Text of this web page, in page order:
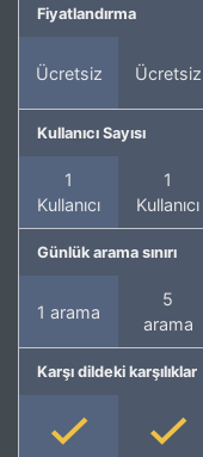
Fiyatlandırma
Ücretsiz Ücretsiz
Kullanıcı Sayısı
1
Kullanıcı
1
Kullanıcı
Günlük arama sınırı
1 arama
5
arama
Karşı dildeki karşılıklar